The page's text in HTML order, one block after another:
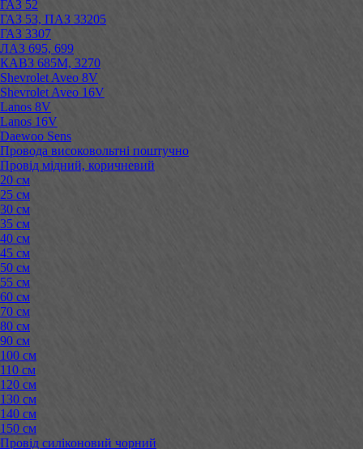
ГАЗ 52
ГАЗ 53, ПАЗ 33205
ГАЗ 3307
ЛАЗ 695, 699
КАВЗ 685М, 3270
Shevrolet Aveo 8V
Shevrolet Aveo 16V
Lanos 8V
Lanos 16V
Daewoo Sens
Провода високовольтні поштучно
Провід мідний, коричневий
20 см
25 см
30 см
35 см
40 см
45 см
50 см
55 см
60 см
70 см
80 см
90 см
100 см
110 см
120 см
130 см
140 см
150 см
Провід силіконовий чорний